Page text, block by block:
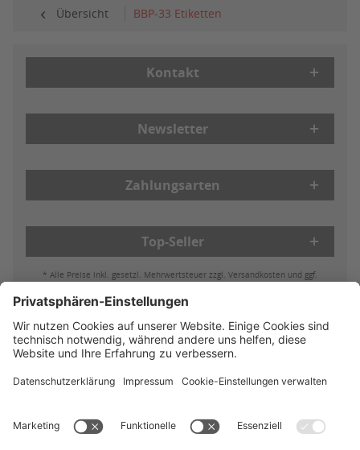
Übersicht BBP-33 Etiketten
Kontakt
Newsletter
Zahlungsarten
Top-Seller
* Alle Preise inkl. gesetzl. Mehrwertsteuer zzgl. Versandkosten und ggf.
Batterieleistung & Entsorgung
Widerruf
Reklamationen
AGB
Datenschutz Impressum Vertrag widerrufen